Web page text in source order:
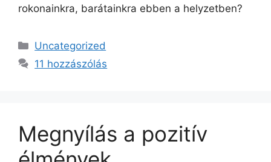
rokonainkra, barátainkra ebben a helyzetben?
Kategória
Uncategorized
11 hozzászólás
Megnyílás a pozitív